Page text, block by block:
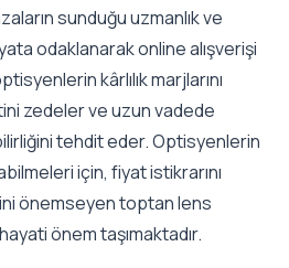
sunduğu uzmanlık ve
odaklanarak online alışverişi
kârlılık marjlarını
zedeler ve uzun vadede
tehdit eder. Optisyenlerin
için, fiyat istikrarını
önemseyen toptan lens
önem taşımaktadır.